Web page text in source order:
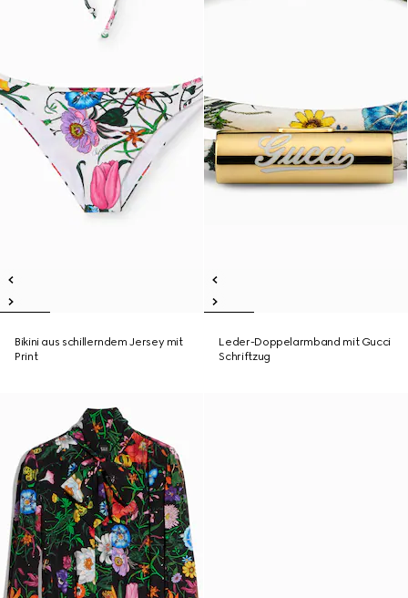
Bikini aus schillerndem Jersey mit
Print
Leder-Doppelarmband mit Gucci
Schriftzug